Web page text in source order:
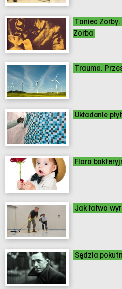
Taniec
Zorba
Trauma.
Układanie
Flora
Jak łatwo
Sędzia